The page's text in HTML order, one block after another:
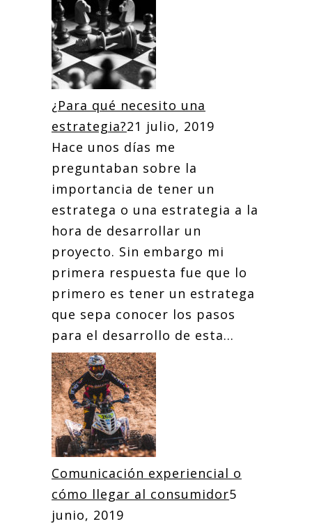
¿Para qué necesito una
estrategia?21 julio, 2019
Hace unos días me
preguntaban sobre la
importancia de tener un
estratega o una estrategia a la
hora de desarrollar un
proyecto. Sin embargo mi
primera respuesta fue que lo
primero es tener un estratega
que sepa conocer los pasos
para el desarrollo de esta...
Comunicación experiencial o
cómo llegar al consumidor5
junio, 2019